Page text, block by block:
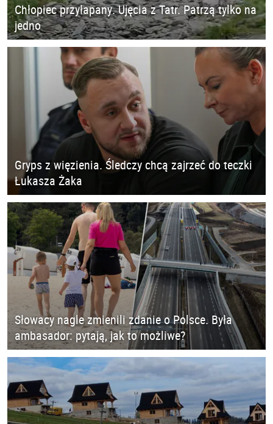
Chłopiec przyłapany. Ujęcia z Tatr. Patrzą tylko na
jedno
Gryps z więzienia. Śledczy chcą zajrzeć do teczki
Łukasza Żaka
Słowacy nagle zmienili zdanie o Polsce. Była
ambasador: pytają, jak to możliwe?